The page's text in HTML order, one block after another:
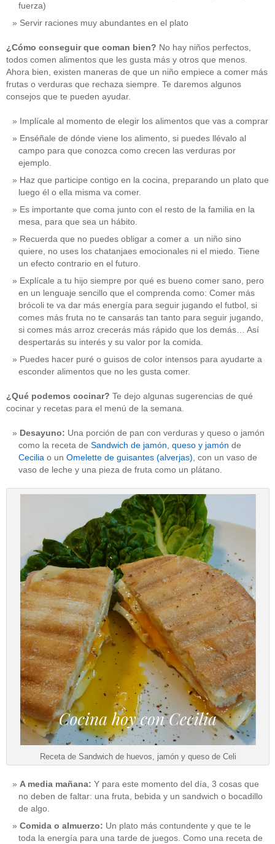
fuerza)
Servir raciones muy abundantes en el plato
¿Cómo conseguir que coman bien? No hay niños perfectos,
todos comen alimentos que les gusta más y otros que menos.
Ahora bien, existen maneras de que un niño empiece a comer más
frutas o verduras que rechaza siempre. Te daremos algunos
consejos que te pueden ayudar.
Implícale al momento de elegir los alimentos que vas a comprar
Enséñale de dónde viene los alimento, si puedes llévalo al
campo para que conozca como crecen las verduras por
ejemplo.
Haz que participe contigo en la cocina, preparando un plato que
luego él o ella misma va comer.
Es importante que coma junto con el resto de la familia en la
mesa, para que sea un hábito.
Recuerda que no puedes obligar a comer a un niño sino
quiere, no uses los chatanjaes emocionales ni el miedo. Tiene
un efecto contrario en el futuro.
Explícale a tu hijo siempre por qué es bueno comer sano, pero
en un lenguaje sencillo que el comprenda como: Comer más
brócoli te va dar más energía para seguir jugando el futbol, si
comes más fruta no te cansarás tan tanto para seguir jugando,
si comes más arroz crecerás más rápido que los demás… Así
despertarás su interés y su valor por la comida.
Puedes hacer puré o guisos de color intensos para ayudarte a
esconder alimentos que no les gusta comer.
¿Qué podemos cocinar? Te dejo algunas sugerencias de qué
cocinar y recetas para el menú de la semana.
Desayuno: Una porción de pan con verduras y queso o jamón
como la receta de Sandwich de jamón, queso y jamón de
Cecilia o un Omelette de guisantes (alverjas), con un vaso de
vaso de leche y una pieza de fruta como un plátano.
Receta de Sandwich de huevos, jamón y queso de Celi
A media mañana: Y para este momento del día, 3 cosas que
no deben de faltar: una fruta, bebida y un sandwich o bocadillo
de algo.
Comida o almuerzo: Un plato más contundente y que te le
toda la energía para una tarde de juegos. Como una receta de